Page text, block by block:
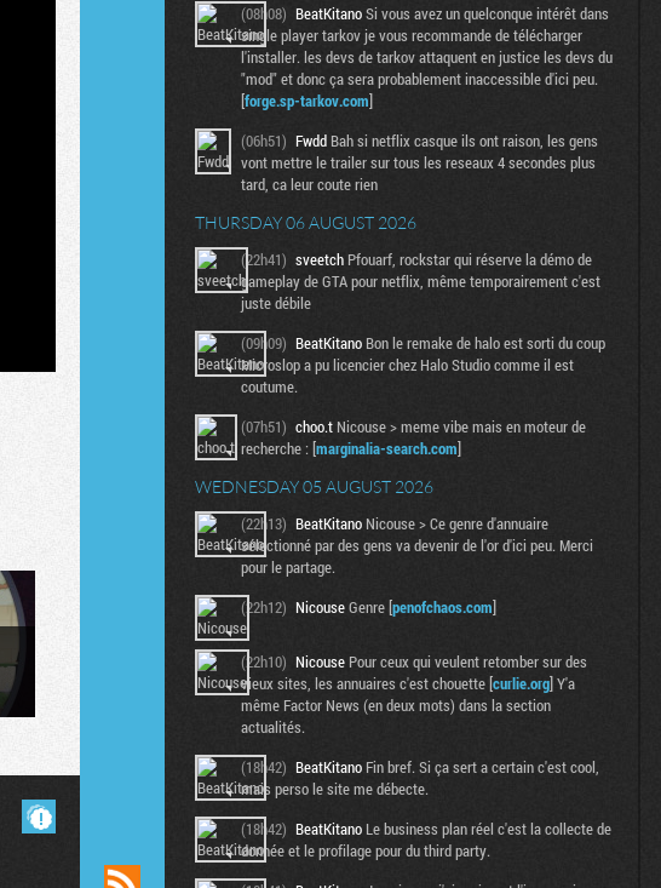
(08h08) BeatKitanoSi vous avez un quelconque intérêt dans
single player tarkov je vous recommande de télécharger
l'installer. les devs de tarkov attaquent en justice les devs du
"mod" et donc ça sera probablement inaccessible d'ici peu.
[forge.sp-tarkov.com]
(06h51) Fwdd Bah si netflix casque ils ont raison, les gens
vont mettre le trailer sur tous les reseaux 4 secondes plus
tard, ca leur coute rien
THURSDAY 06 AUGUST 2026
(22h41) sveetch Pfouarf, rockstar qui réserve la démo de
gameplay de GTA pour netflix, même temporairement c'est
juste débile
(09h09) BeatKitano Bon le remake de halo est sorti du coup
Microslop a pu licencier chez Halo Studio comme il est
coutume.
(07h51) choo.t Nicouse > meme vibe mais en moteur de
recherche : [marginalia-search.com]
WEDNESDAY 05 AUGUST 2026
(22h13) BeatKitano Nicouse > Ce genre d'annuaire
sélectionné par des gens va devenir de l'or d'ici peu. Merci
pour le partage.
(22h12) NicouseGenre [penofchaos.com]
(22h10) Nicouse Pour ceux qui veulent retomber sur des
vieux sites, les annuaires c'est chouette [curlie.org] Y'a
même Factor News (en deux mots) dans la section
actualités.
(18h42) BeatKitano Fin bref. Si ça sert a certain c'est cool,
mais perso le site me débecte.
(18h42) BeatKitano Le business plan réel c'est la collecte de
donnée et le profilage pour du third party.